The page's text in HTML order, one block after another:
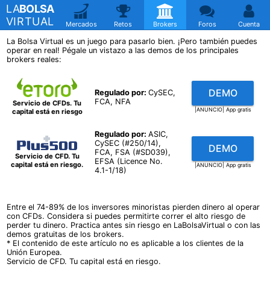
LABOLSA
VIRTUAL
Mercados Retos Brokers Foros Cuenta
La Bolsa Virtual es un juego para pasarlo bien. ¡Pero también puedes
operar en real! Pégale un vistazo a las demos de los principales
brokers reales:
Servicio de CFDs. Tu
capital está en riesgo
Regulado por: CySEC
FCA
NFA
DEMO
|ANUNCIO| App gratis
Servicio de CFD. Tu
capital está en riesgo.
Regulado por: ASIC
CySEC (#250/14)
FCA
FSA (#SD039)
EFSA (Licence No.
4.1-1/18)
DEMO
|ANUNCIO| App gratis
Entre el 74-89% de los inversores minoristas pierden dinero al operar
con CFDs. Considera si puedes permitirte correr el alto riesgo de
perder tu dinero. Practica antes sin riesgo en LaBolsaVirtual o con las
demos gratuitas de los brokers.
* El contenido de este artículo no es aplicable a los clientes de la
Unión Europea.
Servicio de CFD. Tu capital está en riesgo.